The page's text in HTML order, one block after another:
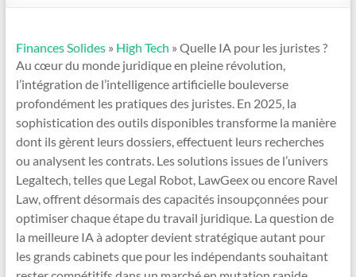
Finances Solides» High Tech » Quelle IA pour les juristes ?
Au cœur du monde juridique en pleine révolution,
l’intégration de l’intelligence artificielle bouleverse
profondément les pratiques des juristes. En 2025, la
sophistication des outils disponibles transforme la manière
dont ils gèrent leurs dossiers, effectuent leurs recherches
ou analysent les contrats. Les solutions issues de l’univers
Legaltech, telles que Legal Robot, LawGeex ou encore Ravel
Law, offrent désormais des capacités insoupçonnées pour
optimiser chaque étape du travail juridique. La question de
la meilleure IA à adopter devient stratégique autant pour
les grands cabinets que pour les indépendants souhaitant